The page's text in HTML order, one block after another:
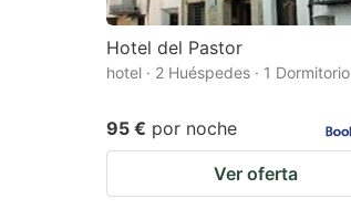
Hotel del Pastor
hotel · 2 Huéspedes · 1 Dormitorio
95 € por noche
Ver oferta